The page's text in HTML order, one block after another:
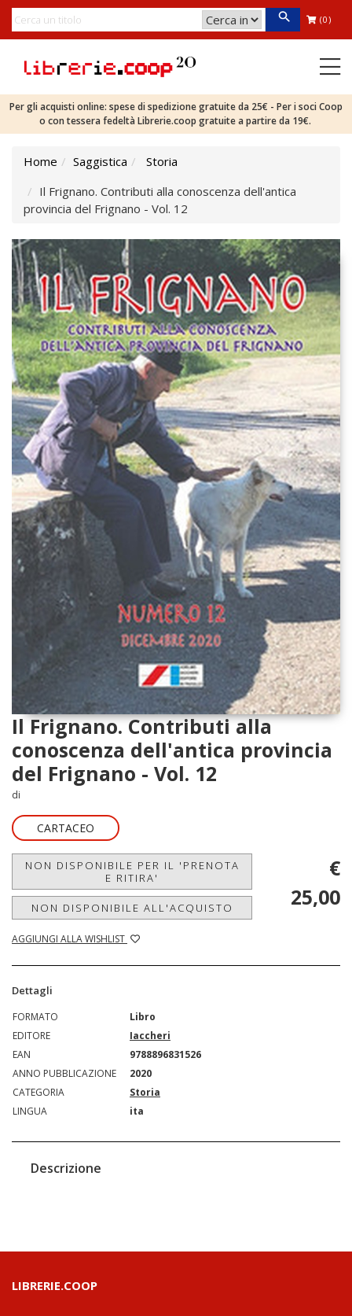
(0)
Per gli acquisti online: spese di spedizione gratuite da 25€ - Per i soci Coop
o con tessera fedeltà Librerie.coop gratuite a partire da 19€.
Home Saggistica
Storia
Il Frignano. Contributi alla conoscenza dell'antica
provincia del Frignano - Vol. 12
Il Frignano. Contributi alla
conoscenza dell'antica provincia
del Frignano - Vol. 12
di
CARTACEO
NON DISPONIBILE PER IL 'PRENOTA
E RITIRA'
NON DISPONIBILE ALL'ACQUISTO
AGGIUNGI ALLA WISHLIST
€
25,00
Dettagli
FORMATO
Libro
EDITORE
Iaccheri
EAN
9788896831526
ANNO PUBBLICAZIONE
2020
CATEGORIA
Storia
LINGUA
ita
Descrizione
LIBRERIE.COOP